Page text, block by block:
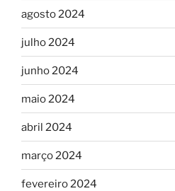
agosto 2024
julho 2024
junho 2024
maio 2024
abril 2024
março 2024
fevereiro 2024